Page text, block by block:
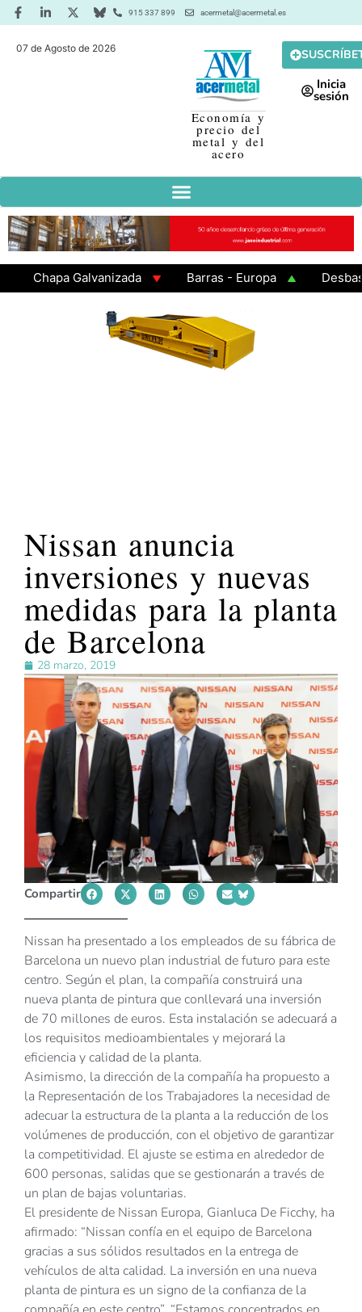
915 337 899 acermetal@acermetal.es
07 de Agosto de 2026
Economía y
precio del
metal y del
acero
Inicia
sesión
Chapa Galvanizada Barras - Europa
Desbaste
Nissan anuncia
inversiones y nuevas
medidas para la planta
de Barcelona
28 marzo, 2019
Compartir
Nissan ha presentado a los empleados de su fábrica de
Barcelona un nuevo plan industrial de futuro para este
centro. Según el plan, la compañía construirá una
nueva planta de pintura que conllevará una inversión
de 70 millones de euros. Esta instalación se adecuará a
los requisitos medioambientales y mejorará la
eficiencia y calidad de la planta.
Asimismo, la dirección de la compañía ha propuesto a
la Representación de los Trabajadores la necesidad de
adecuar la estructura de la planta a la reducción de los
volúmenes de producción, con el objetivo de garantizar
la competitividad. El ajuste se estima en alrededor de
600 personas, salidas que se gestionarán a través de
un plan de bajas voluntarias.
El presidente de Nissan Europa, Gianluca De Ficchy, ha
afirmado: “Nissan confía en el equipo de Barcelona
gracias a sus sólidos resultados en la entrega de
vehículos de alta calidad. La inversión en una nueva
planta de pintura es un signo de la confianza de la